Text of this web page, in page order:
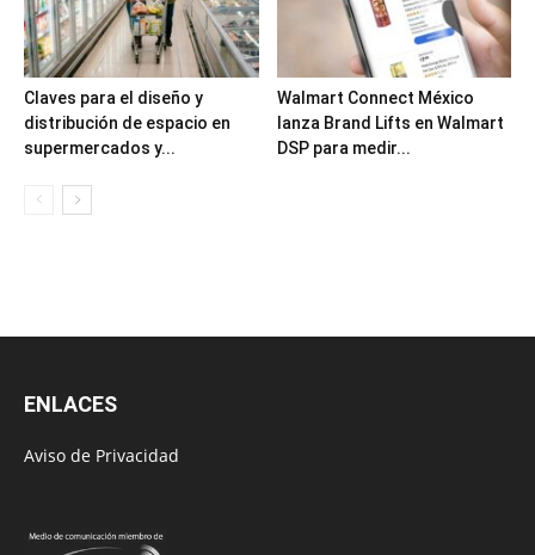
Claves para el diseño y
distribución de espacio en
supermercados y...
Walmart Connect México
lanza Brand Lifts en Walmart
DSP para medir...
ENLACES
Aviso de Privacidad